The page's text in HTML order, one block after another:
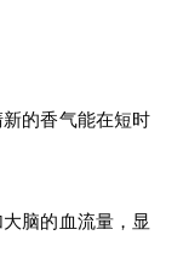
的香气能在短时
脑的血流量，显